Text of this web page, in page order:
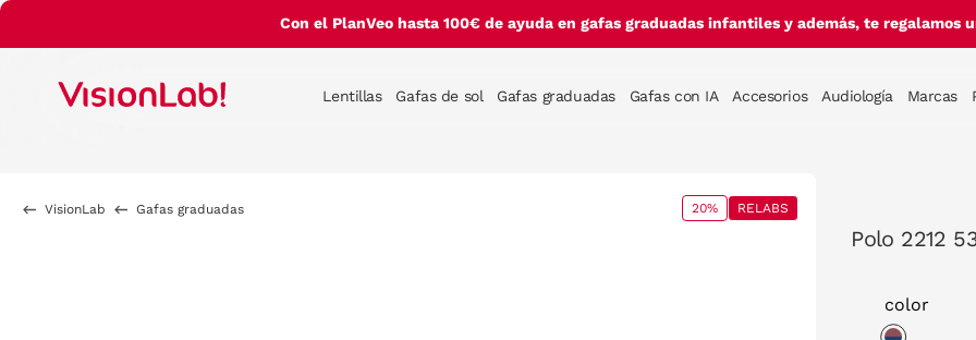
Con el PlanVeo hasta 100€ de ayuda en gafas graduadas infantiles y además, te regalamos
Lentillas Gafas de sol Gafas graduadas Gafas con IA Accesorios Audiología Marcas
VisionLab Gafas graduadas 20% RELABS
Polo 2212
color